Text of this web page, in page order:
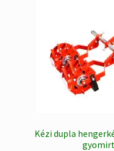
Kézi dupla